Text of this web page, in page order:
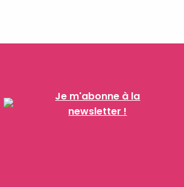
Je m'abonne à la
newsletter !